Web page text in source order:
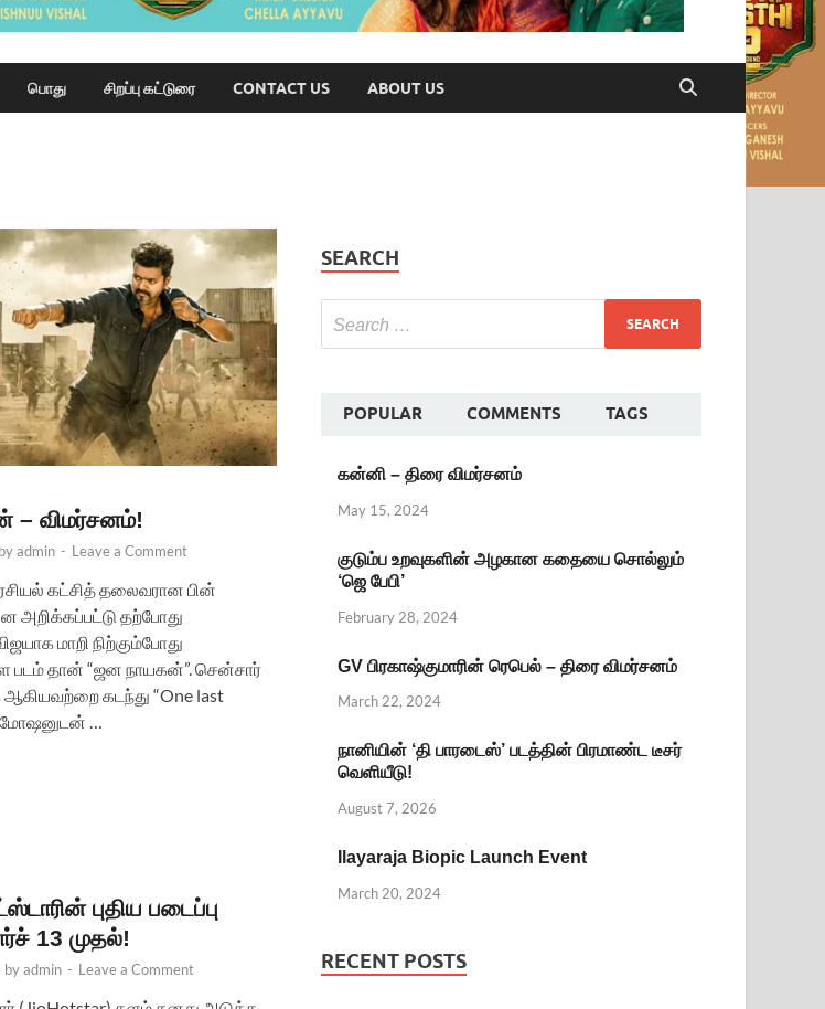
பொது சிறப்பு கட்டுரை CONTACT US ABOUT US
– விமர்சனம்!
byadmin - Leave a Comment
கட்சித் தலைவரான பின்
அறிக்கப்பட்டு தற்போது
மாறி நிற்கும்போது
படம் தான் “ஜன நாயகன்”. சென்சார்
ஆகியவற்றை கடந்து “One last
…
புதிய படைப்பு
13 முதல்!
byadmin - Leave a Comment
SEARCH
POPULAR COMMENTS TAGS
கன்னி – திரை விமர்சனம்
May 15, 2024
குடும்ப உறவுகளின் அழகான கதையை சொல்லும்
‘ஜெ பேபி’
February 28, 2024
GV பிரகாஷ்குமாரின் ரெபெல் – திரை விமர்சனம்
March 22, 2024
நானியின் ‘தி பாரடைஸ்’ படத்தின் பிரமாண்ட டீசர்
வெளியீடு!
August 7, 2026
Ilayaraja Biopic Launch Event
March 20, 2024
RECENT POSTS